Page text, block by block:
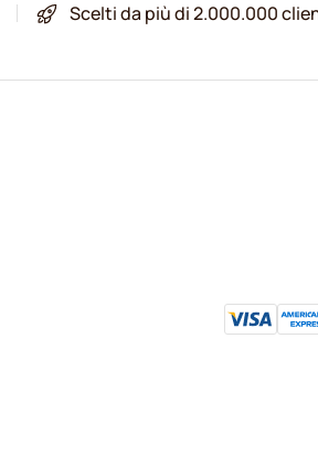
Scelti da più di 2.000.000